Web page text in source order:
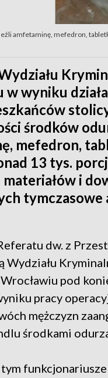
amfetaminę, mefedron,
w wyniku
środków
mefedron,
13 tys.
i
tymczasowe
dw. z
Wydziału
pod
pracy
mężczyzn
środkami